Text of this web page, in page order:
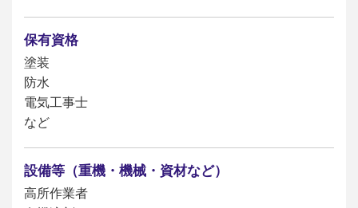
保有資格
塗装
防水
電気工事士
など
設備等（重機・機械・資材など）
高所作業者